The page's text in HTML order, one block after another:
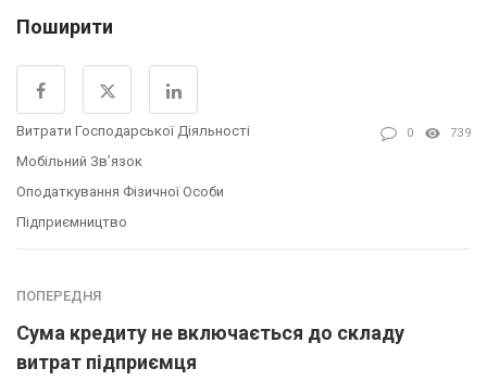
Поширити
Витрати Господарської Діяльності
Мобільний Зв’язок
Оподаткування Фізичної Особи
Підприємництво
0 739
ПОПЕРЕДНЯ
Cума кредиту не включається до складу
витрат підприємця